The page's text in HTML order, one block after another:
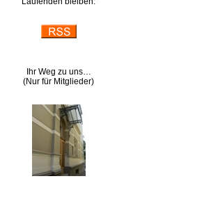
Ihr Weg zu uns…
(Nur für Mitglieder)